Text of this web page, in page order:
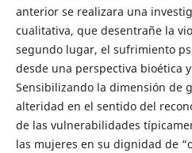
anterior se realizara una
cualitativa, que desentrañe la
segundo lugar, el sufrimiento
desde una perspectiva bioética
Sensibilizando la dimensión de
alteridad en el sentido del
de las vulnerabilidades
las mujeres en su dignidad de